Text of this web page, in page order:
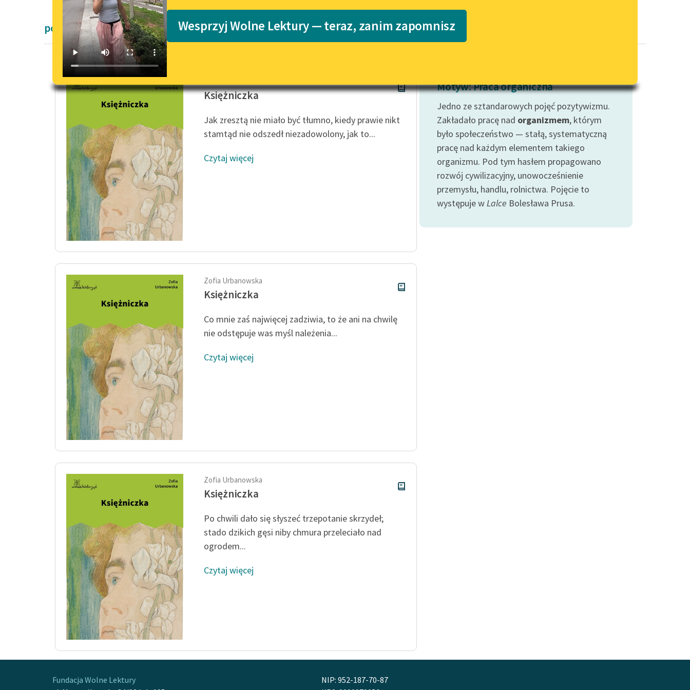
Lektury szkolne i klasyka
literatury do słuchania dla
E-kolekcja lektur szkolnych i
literatury do słuchania dla
niepełnosprawnościami
Feministyczne inspiracje.
Popularyzacja skandynawskiej
Katalog
Katalog w formacie PDF
wrażliwych
Deklaracja dostępności
Wesprzyj Wolne Lektury — teraz, zanim zapomnisz
powieści obyczajowe Zofii Urbanowskiej
Księżniczka
Jak zresztą nie miało być tłumno, kiedy prawie nikt
stamtąd nie odszedł niezadowolony, jak to...
Czytaj więcej
Zofia Urbanowska
Księżniczka
Co mnie zaś najwięcej zadziwia, to że ani na chwilę
nie odstępuje was myśl należenia...
Czytaj więcej
Zofia Urbanowska
Księżniczka
Po chwili dało się słyszeć trzepotanie skrzydeł;
stado dzikich gęsi niby chmura przeleciało nad
ogrodem...
Czytaj więcej
Motyw: Praca organiczna
Jedno ze sztandarowych pojęć pozytywizmu.
Zakładało pracę nad organizmem, którym
było społeczeństwo — stałą, systematyczną
pracę nad każdym elementem takiego
organizmu. Pod tym hasłem propagowano
rozwój cywilizacyjny, unowocześnienie
przemysłu, handlu, rolnictwa. Pojęcie to
występuje wLalce Bolesława Prusa.
Fundacja Wolne Lektury
NIP: 952-187-70-87